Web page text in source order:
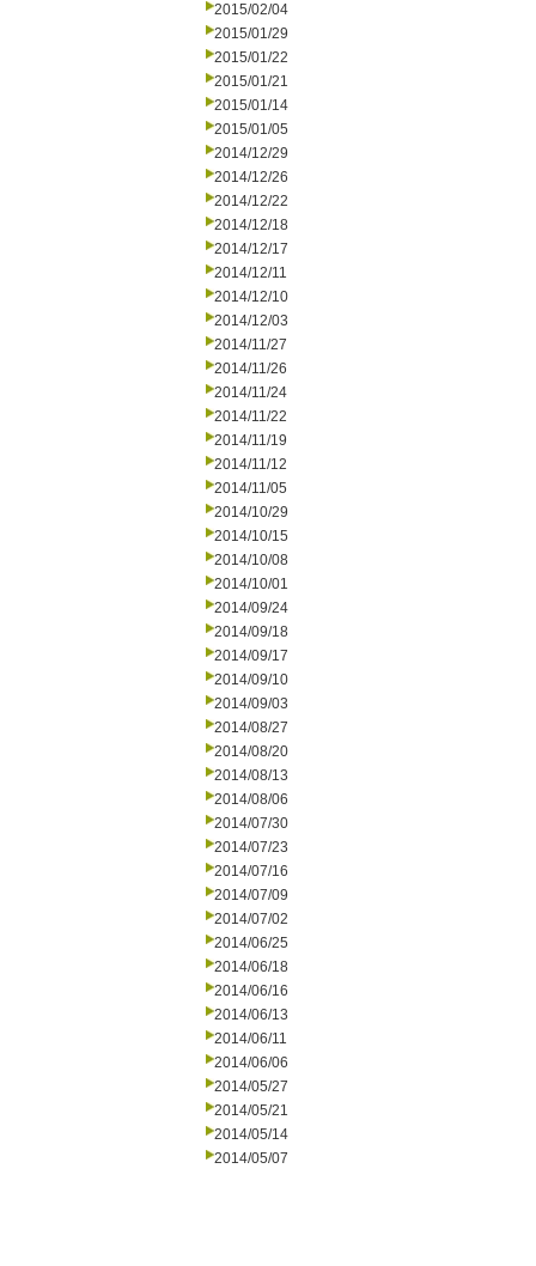
2015/02/04
2015/01/29
2015/01/22
2015/01/21
2015/01/14
2015/01/05
2014/12/29
2014/12/26
2014/12/22
2014/12/18
2014/12/17
2014/12/11
2014/12/10
2014/12/03
2014/11/27
2014/11/26
2014/11/24
2014/11/22
2014/11/19
2014/11/12
2014/11/05
2014/10/29
2014/10/15
2014/10/08
2014/10/01
2014/09/24
2014/09/18
2014/09/17
2014/09/10
2014/09/03
2014/08/27
2014/08/20
2014/08/13
2014/08/06
2014/07/30
2014/07/23
2014/07/16
2014/07/09
2014/07/02
2014/06/25
2014/06/18
2014/06/16
2014/06/13
2014/06/11
2014/06/06
2014/05/27
2014/05/21
2014/05/14
2014/05/07